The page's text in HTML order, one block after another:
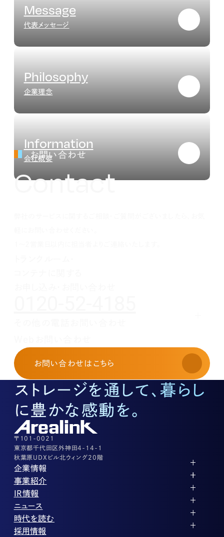
Message
代表メッセージ
Philosophy
企業理念
Information
会社概要
お問い合わせ
Contact
お申し込み・お問い合わせ
03-3526-8568
土地活用に関するお問い合わせ
03-3526-8574
底地に関するお問い合わせ
03-3526-8572
株式に関するお問い合わせ
03-3526-8556
その他上記に当てはまらない案件等
03-3526-8556
お問い合わせ はこちら
ストレージを通して、暮らし
に豊かな感動を。
〒101-0021
東京都千代田区外神田4-14-1
秋葉原UDXビル北ウィング20階
企業情報
代表メッセージ
企業理念
会社概要
役員紹介
沿革
事業紹介
ストレージ事業
パートナー制度
ストレージライフ
土地権利整備事業
オフィス事業
アセット事業
IR情報
IRカレンダー
中期経営計画
事業等のリスク
ニュース
PR
IR
時代を読む
投稿一覧
採用情報